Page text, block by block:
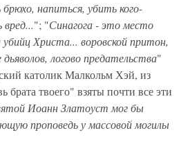
напиться, убить кого-
"; "Синагога - это место
Христа... воровской притон,
логово предательства"
католик Малкольм Хэй, из
брата твоего" взяты почти все эти
Иоанн Златоуст мог бы
проповедь у массовой могилы